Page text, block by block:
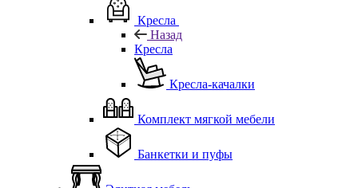
Кресла
Назад
Кресла
Кресла-качалки
Комплект мягкой мебели
Банкетки и пуфы